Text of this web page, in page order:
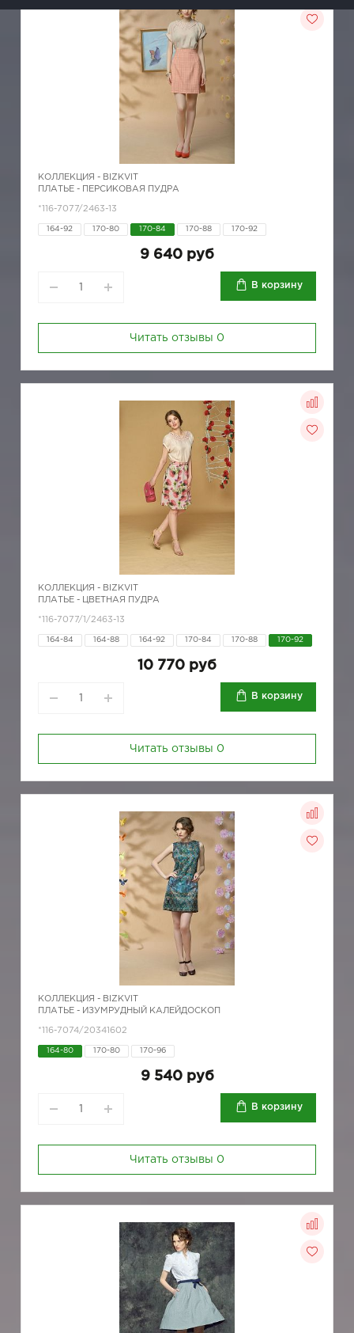
КОЛЛЕКЦИЯ - BIZKVIT
ПЛАТЬЕ - ПЕРСИКОВАЯ ПУДРА
*116-7077/2463-13
164-92 170-80 170-84 170-88 170-92
9 640 руб
В корзину
Читать отзывы 0
КОЛЛЕКЦИЯ - BIZKVIT
ПЛАТЬЕ - ЦВЕТНАЯ ПУДРА
*116-7077/1/2463-13
164-84 164-88 164-92 170-84 170-88 170-92
10 770 руб
В корзину
Читать отзывы 0
КОЛЛЕКЦИЯ - BIZKVIT
ПЛАТЬЕ - ИЗУМРУДНЫЙ КАЛЕЙДОСКОП
*116-7074/20341602
164-80 170-80 170-96
9 540 руб
В корзину
Читать отзывы 0